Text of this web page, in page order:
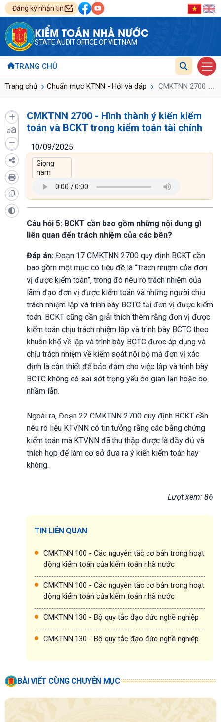
Đăng ký nhận tin
KIỂM TOÁN NHÀ NƯỚC
STATE AUDIT OFFICE OF VIETNAM
TRANG CHỦ
Trang chủ Chuẩn mực KTNN - Hỏi và đáp CMKTNN 2700 -...
aa
CMKTNN 2700 - Hình thành ý kiến kiểm
toán và BCKT trong kiểm toán tài chính
10/09/2025
Câu hỏi 5: BCKT cần bao gồm những nội dung gì
liên quan đến trách nhiệm của các bên?
Đáp án: Đoạn 17 CMKTNN 2700 quy định BCKT cần
bao gồm một mục có tiêu đề là “Trách nhiệm của đơn
vị được kiểm toán”, trong đó nêu rõ trách nhiệm của
lãnh đạo đơn vị được kiểm toán và những người chịu
trách nhiệm lập và trình bày BCTC tại đơn vị được kiểm
toán. BCKT cũng cần giải thích thêm rằng đơn vị được
kiểm toán chịu trách nhiệm lập và trình bày BCTC theo
khuôn khổ về lập và trình bày BCTC được áp dụng và
chịu trách nhiệm về kiểm soát nội bộ mà đơn vị xác
định là cần thiết để bảo đảm cho việc lập và trình bày
BCTC không có sai sót trọng yếu do gian lận hoặc do
nhầm lẫn.
Ngoài ra, Đoạn 22 CMKTNN 2700 quy định BCKT cần
nêu rõ liệu KTVNN có tin tưởng rằng các bằng chứng
kiểm toán mà KTVNN đã thu thập được là đầy đủ và
thích hợp để làm cơ sở đưa ra ý kiến kiểm toán hay
không.
Lượt xem: 86
TIN LIÊN QUAN
CMKTNN 100 - Các nguyên tắc cơ bản trong hoạt
động kiểm toán của kiểm toán nhà nước
CMKTNN 100 - Các nguyên tắc cơ bản trong hoạt
động kiểm toán của kiểm toán nhà nước
CMKTNN 130 - Bộ quy tắc đạo đức nghề nghiệp
CMKTNN 130 - Bộ quy tắc đạo đức nghề nghiệp
BÀI VIẾT CÙNG CHUYÊN MỤC